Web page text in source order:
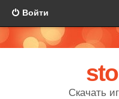
Войти
Скачать